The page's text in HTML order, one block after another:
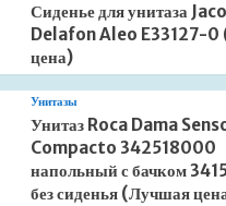
Сиденье для унитаза
Delafon Aleo E33127-0
цена)
Унитазы
Унитаз Roca Dama
Compacto 342518000
напольный с бачком
без сиденья (Лучшая